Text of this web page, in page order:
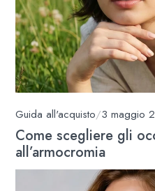
Guida all'acquisto/3 maggio
Come scegliere gli
all’armocromia